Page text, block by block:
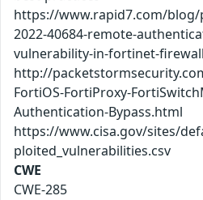
https://www.rapid7.com/blog/
2022-40684-remote-
vulnerability-in-fortinet-
http://
FortiOS-FortiProxy-
Authentication-Bypass.html
https://www.cisa.gov/sites/
ploited_vulnerabilities.csv
CWE
CWE-285